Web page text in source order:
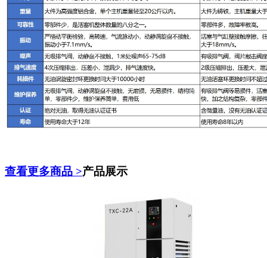
查看更多商品 >产品展示